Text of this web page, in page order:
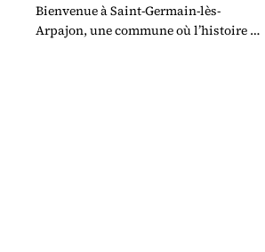
Bienvenue à Saint-Germain-lès-
Arpajon, une commune où l’histoire et